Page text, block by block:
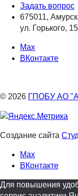
Задать вопрос
675011,
ул. Горького,
Max
ВКонтакте
© 2026 ГПОБУ АО
Создание сайта
Max
ВКонтакте
Для повышения